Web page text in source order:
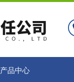
产品中心